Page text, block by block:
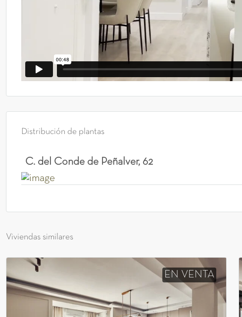
Distribución de plantas
C. del Conde de Peñalver, 62
Viviendas similares
EN VENTA